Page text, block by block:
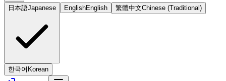
日本語Japanese EnglishEnglish 繁體中文Chinese (Traditional)
한국어 Korean